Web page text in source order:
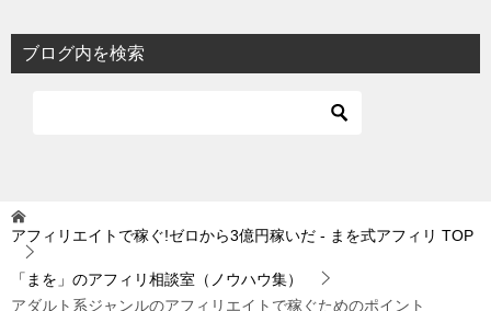
ブログ内を検索
アフィリエイトで稼ぐ!ゼロから3億円稼いだ - まを式アフィリ TOP
「まを」のアフィリ相談室（ノウハウ集）
アダルト系ジャンルのアフィリエイトで稼ぐためのポイント